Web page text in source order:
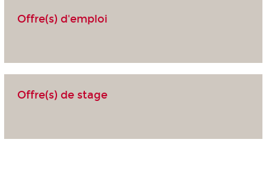
Offre(s) d'emploi
Offre(s) de stage